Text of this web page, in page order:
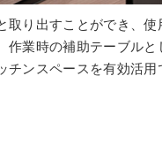
取り出すことができ、使
作業時の補助テーブルと
チンスペースを有効活